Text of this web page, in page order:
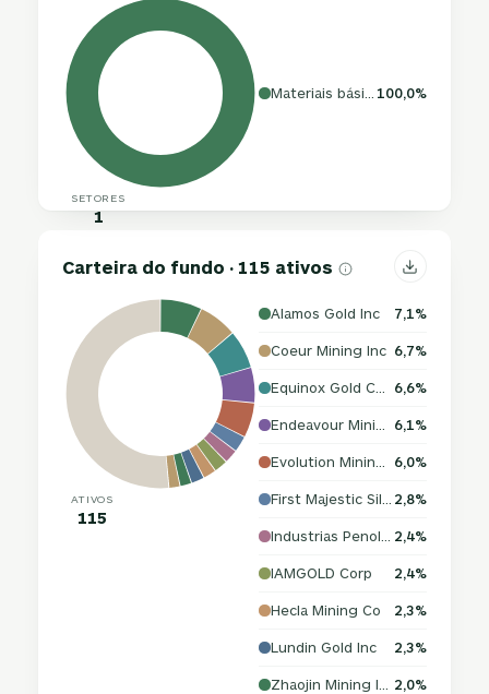
SETORES
1
100,0%
Carteira do fundo · 115 ativos
ATIVOS
115
Alamos Gold Inc 7,1%
Coeur Mining Inc 6,7%
6,6%
6,1%
6,0%
2,8%
2,4%
IAMGOLD Corp 2,4%
Hecla Mining Co 2,3%
Lundin Gold Inc 2,3%
2,0%